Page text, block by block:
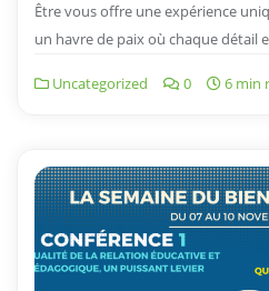
Être vous offre une expérience
un havre de paix où chaque détail
Uncategorized 0 6 min